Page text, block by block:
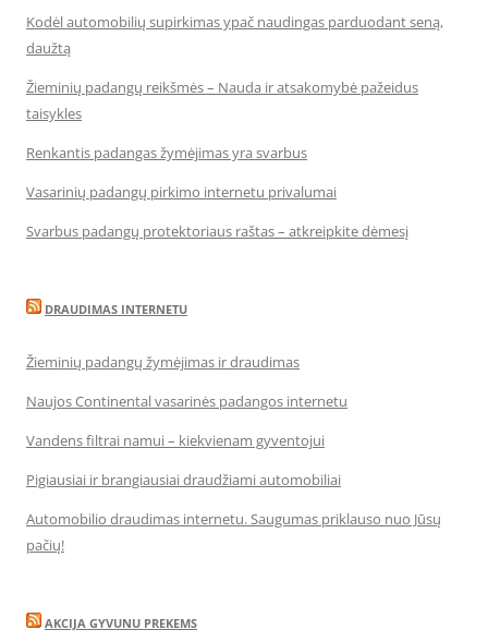
Kodėl automobilių supirkimas ypač naudingas parduodant seną,
daužtą
Žieminių padangų reikšmės – Nauda ir atsakomybė pažeidus
taisykles
Renkantis padangas žymėjimas yra svarbus
Vasarinių padangų pirkimo internetu privalumai
Svarbus padangų protektoriaus raštas – atkreipkite dėmesį
DRAUDIMAS INTERNETU
Žieminių padangų žymėjimas ir draudimas
Naujos Continental vasarinės padangos internetu
Vandens filtrai namui – kiekvienam gyventojui
Pigiausiai ir brangiausiai draudžiami automobiliai
Automobilio draudimas internetu. Saugumas priklauso nuo Jūsų
pačių!
AKCIJA GYVUNU PREKEMS